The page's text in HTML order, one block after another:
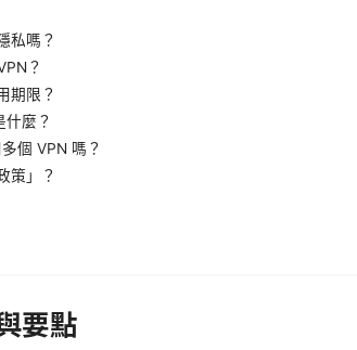
私嗎？
？
期限？
麼？
個 VPN 嗎？
策」？
要點